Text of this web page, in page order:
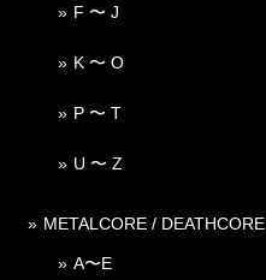
F 〜 J
K 〜 O
P 〜 T
U 〜 Z
METALCORE / DEATHCORE
A〜E